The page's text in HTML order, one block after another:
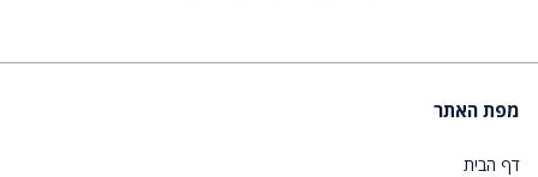
מפת האתר
דף הבית